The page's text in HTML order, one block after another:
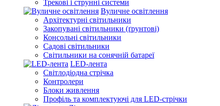
Трекові і струнні системи
Вуличне освітлення
Архітектурні світильники
Закопувані світильники (ґрунтові)
Консольні світильники
Садові світильники
Світильники на сонячній батареї
LED-лента
Світлодіодна стрічка
Контролери
Блоки живлення
Профіль та комплектуючі для LED-стрічки